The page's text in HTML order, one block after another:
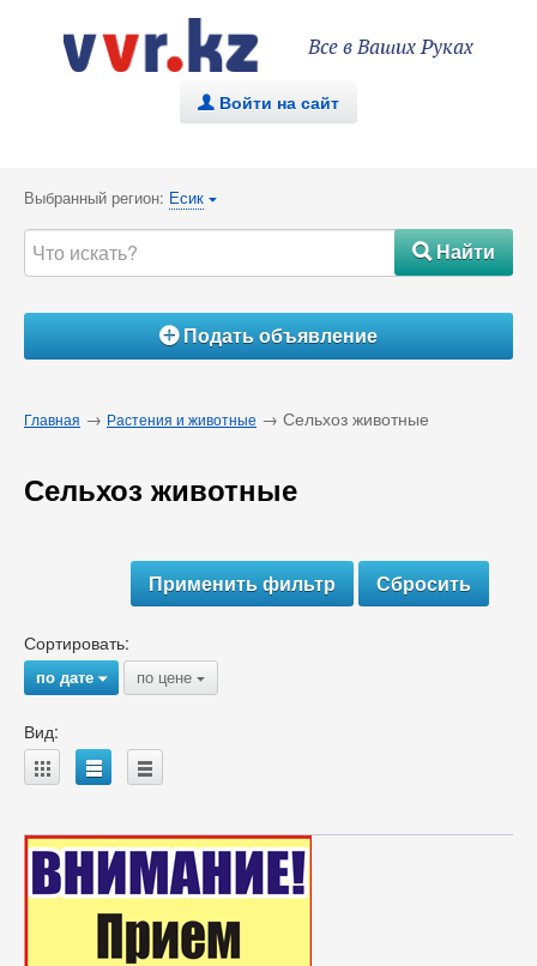
Все в Ваших Руках
. Войти на сайт
Выбранный регион: Есик {
#Найти
ÁПодать объявление
Главная → Растения и животные → Сельхоз животные
Сельхоз животные
Сортировать:
по дате{ по цене {
Вид:
A B C